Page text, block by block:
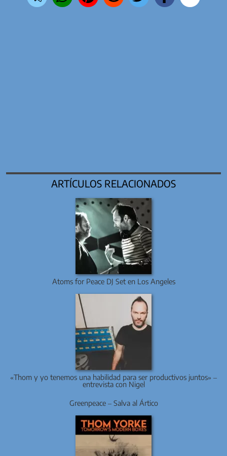
ARTÍCULOS RELACIONADOS
Atoms for Peace DJ Set en Los Angeles
«Thom y yo tenemos una habilidad para ser productivos juntos» –
entrevista con Nigel
Greenpeace – Salva al Ártico